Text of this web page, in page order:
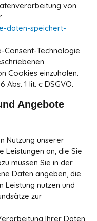
von
daten-speichert-
Consent-Technologie
Cookies einzuholen.
Abs. 1 lit. c DSGVO.
Angebote
Nutzung unserer
Leistungen an, die Sie
müssen Sie in der
Daten angeben, die
Leistung nutzen und
zur
Ihrer Daten